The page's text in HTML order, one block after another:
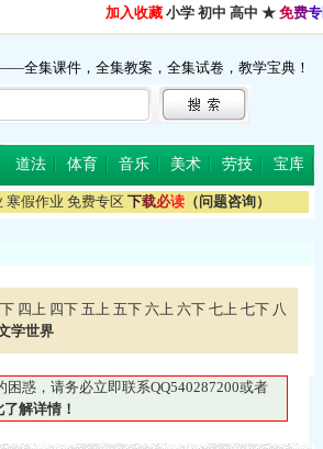
加入收藏 小学 初中 高中 ★ 免费专
全集课件，全集教案，全集试卷，教学宝典！
道法 体育 音乐 美术 劳技 宝库
寒假作业 免费专区 下载必读 （问题咨询）
四上 四下 五上 五下 六上 六下 七上 七下 八
学世界
惑，请务必立即联系QQ540287200或者
了解详情！